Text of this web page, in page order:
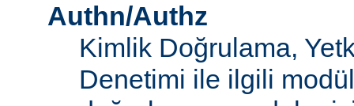
Authn/Authz
Kimlik Doğrulama,
Denetimi ile ilgili